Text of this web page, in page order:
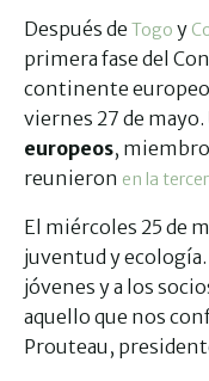
Después de Togo y
primera fase del
continente
viernes 27 de mayo.
europeos,
reunieron en la
El miércoles 25 de
juventud y
jóvenes y a los
aquello que nos
Prouteau,